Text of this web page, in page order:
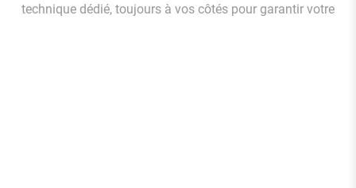
technique dédié, toujours à vos côtés pour garantir votre